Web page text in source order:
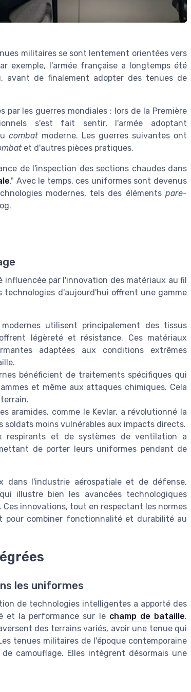
militaires se sont lentement orientées vers
exemple, l'armée française a longtemps été
avant de finalement adopter des tenues de
les guerres mondiales : lors de la Première
s'est fait sentir, l'armée adoptant
combatmoderne. Les guerres suivantes ont
et d'autres pièces pratiques.
de l'inspection des sections chaudes dans
." Avec le temps, ces uniformes sont devenus
modernes, tels des élémentspare-
par l'innovation des matériaux au fil
d'aujourd'hui offrent une gamme
utilisent principalement des tissus
légèreté et résistance. Ces matériaux
adaptées aux conditions extrêmes
bénéficient de traitements spécifiques qui
et même aux attaques chimiques. Cela
aramides, comme le Kevlar, a révolutionné la
moins vulnérables aux impacts directs.
respirants et de systèmes de ventilation a
de porter leurs uniformes pendant de
l'industrie aérospatiale et de défense,
illustre bien les avancées technologiques
innovations, tout en respectant les normes
combiner fonctionnalité et durabilité au
les uniformes
de technologies intelligentes a apporté des
et la performance sur le champ de bataille.
des terrains variés, avoir une tenue qui
tenues militaires de l'époque contemporaine
camouflage. Elles intègrent désormais une